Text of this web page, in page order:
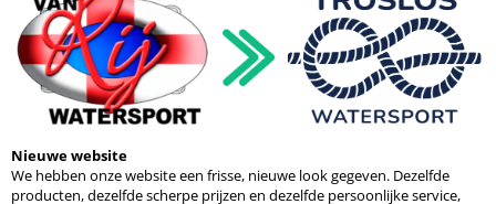
Nieuwe website
We hebben onze website een frisse, nieuwe look gegeven. Dezelfde
producten, dezelfde scherpe prijzen en dezelfde persoonlijke service,